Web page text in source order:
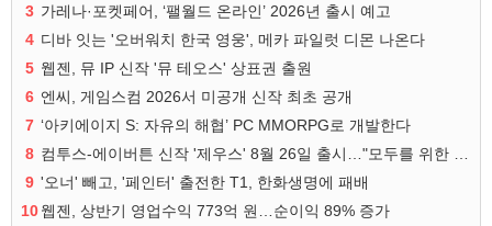
3 가레나·포켓페어, ‘팰월드 온라인’ 2026년 출시 예고
4 디바 잇는 '오버워치 한국 영웅', 메카 파일럿 디몬 나온다
5 웹젠, 뮤 IP 신작 '뮤 테오스' 상표권 출원
6 엔씨, 게임스컴 2026서 미공개 신작 최초 공개
7 ‘아키에이지 S: 자유의 해협’ PC MMORPG로 개발한다
8
9 '오너' 빼고, '페인터' 출전한 T1, 한화생명에 패배
10웹젠, 상반기 영업수익 773억 원…순이익 89% 증가